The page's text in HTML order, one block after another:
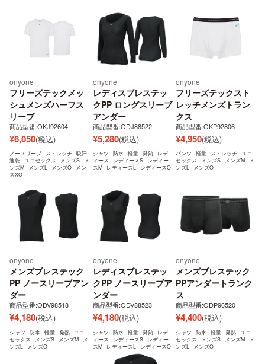
onyone
フリーズテックメッ
シュメンズハーフス
リーブ
商品型番:OKJ92604
¥6,050(税込)
ノースリーブ - ストレッチ - 吸汗
速乾 - ユニセックス - メンズS - メ
ンズM - メンズL - メンズO - メン
ズXO
onyone
レディスブレステッ
クPP ロングスリーブ
アンダー
商品型番:ODJ88522
¥5,280(税込)
シャツ - 防水 - 軽量 - 発熱 - レデ
ィース - レディースS - レディー
スM - レディースL - レディースO
onyone
フリーズテックスト
レッチメンズトラン
クス
商品型番:OKP92806
¥4,950(税込)
パンツ - 軽量 - ストレッチ - ユニ
セックス - メンズS - メンズM - メ
ンズL - メンズO
onyone
メンズブレステック
PP ノースリーブアン
ダー
商品型番:ODV98518
¥4,180(税込)
シャツ - 防水 - 軽量 - 発熱 - ユニ
セックス - メンズS - メンズM - メ
ンズL - メンズO
onyone
レディスブレステッ
クPP ノースリーブア
ンダー
商品型番:ODV88523
¥4,180(税込)
シャツ - 防水 - 軽量 - 発熱 - レデ
ィース - レディースS - レディー
スM - レディースL - レディースO
onyone
メンズブレステック
PPアンダートランク
ス
商品型番:ODP96520
¥4,400(税込)
シャツ - 防水 - 軽量 - 発熱 - ユニ
セックス - メンズS - メンズM - メ
ンズL - メンズO